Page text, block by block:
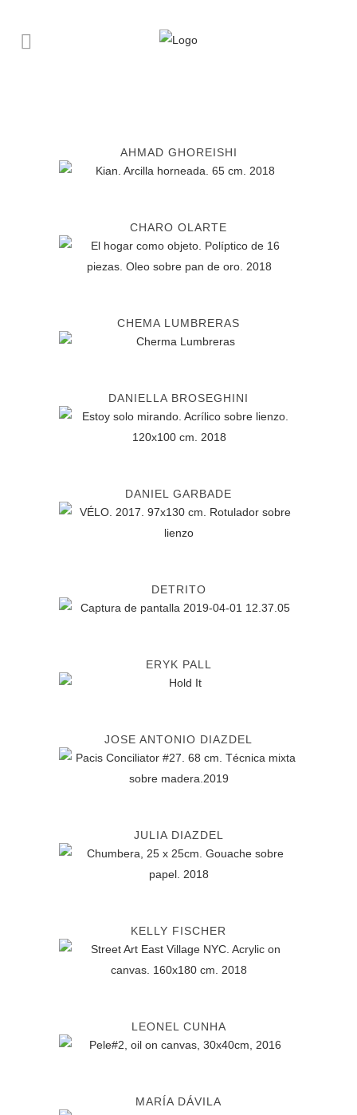
AHMAD GHOREISHI
CHARO OLARTE
CHEMA LUMBRERAS
DANIELLA BROSEGHINI
DANIEL GARBADE
DETRITO
ERYK PALL
JOSE ANTONIO DIAZDEL
JULIA DIAZDEL
KELLY FISCHER
LEONEL CUNHA
MARÍA DÁVILA